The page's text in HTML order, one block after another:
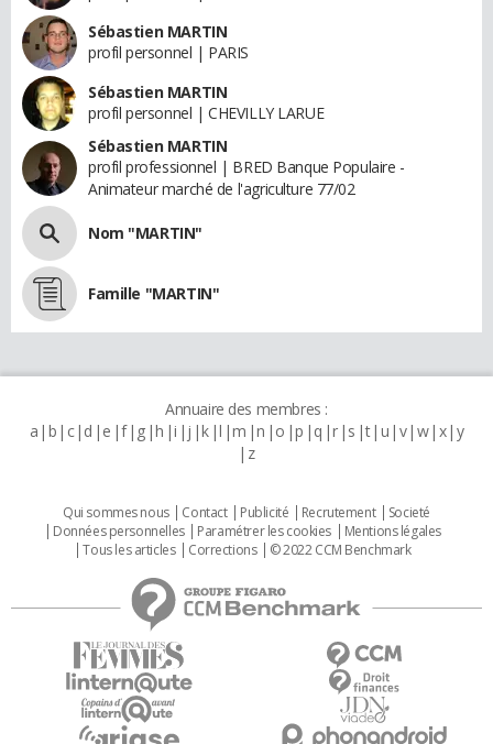
Sébastien MARTIN
profil personnel | PARIS
Sébastien MARTIN
profil personnel | CHEVILLY LARUE
Sébastien MARTIN
profil professionnel | BRED Banque Populaire -
Animateur marché de l'agriculture 77/02
Nom "MARTIN"
Famille "MARTIN"
Annuaire des membres :
a b c d e f g h i j k l m n o p q r s t u v w x y
z
Qui sommes nous Contact Publicité Recrutement
Societé
Données personnelles
Paramétrer les cookies
Mentions légales
Tous les articles
Corrections © 2022 CCM Benchmark